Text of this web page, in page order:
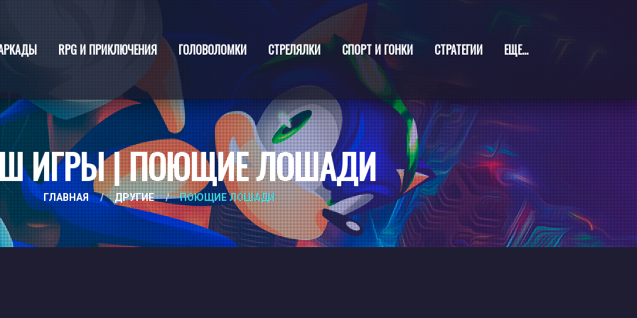
RPG И ПРИКЛЮЧЕНИЯ ГОЛОВОЛОМКИ СТРЕЛЯЛКИ СПОРТ И ГОНКИ СТРАТЕГИИ ЕЩЕ...
ИГРЫ | ПОЮЩИЕ ЛОШАДИ
ГЛАВНАЯ / ДРУГИЕ / ПОЮЩИЕ ЛОШАДИ